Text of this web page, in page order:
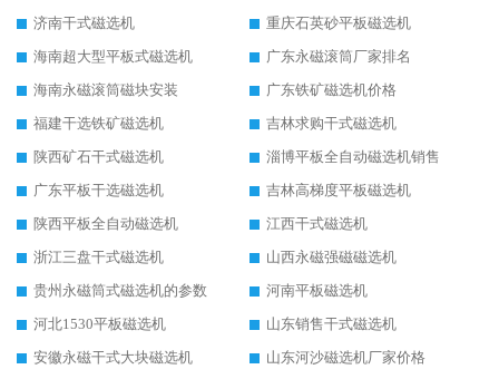
济南干式磁选机
重庆石英砂平板磁选机
海南超大型平板式磁选机
广东永磁滚筒厂家排名
海南永磁滚筒磁块安装
广东铁矿磁选机价格
福建干选铁矿磁选机
吉林求购干式磁选机
陕西矿石干式磁选机
淄博平板全自动磁选机销售
广东平板干选磁选机
吉林高梯度平板磁选机
陕西平板全自动磁选机
江西干式磁选机
浙江三盘干式磁选机
山西永磁强磁磁选机
贵州永磁筒式磁选机的参数
河南平板磁选机
河北1530平板磁选机
山东销售干式磁选机
安徽永磁干式大块磁选机
山东河沙磁选机厂家价格